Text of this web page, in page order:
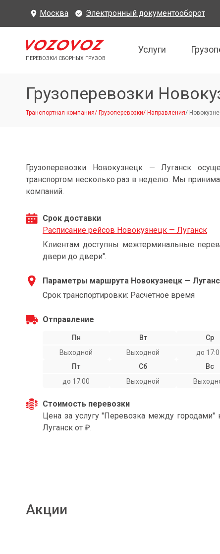
Москва Электронный документооборот
ПЕРЕВОЗКИ СБОРНЫХ ГРУЗОВ
Услуги
Грузоперевозки
Транспортная компания/ Грузоперевозки/ Направления/
Грузоперевозки Новокузнецк — Луганск
транспортом несколько раз в неделю. Мы
компаний.
Срок доставки
Расписание рейсов Новокузнецк — Луганск
Клиентам доступны межтерминальные
двери до двери".
Параметры маршрута Новокузнецк —
Срок транспортировки: Расчетное время
Отправление
Пн
Выходной
Вт
Выходной
Ср
до
Пт
до 17:00
Сб
Выходной
Вс
Стоимость перевозки
Цена за услугу "Перевозка между
Луганск от ₽.
Акции